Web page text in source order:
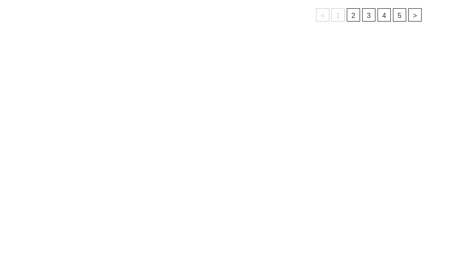
< 1 2 3 4 5 >